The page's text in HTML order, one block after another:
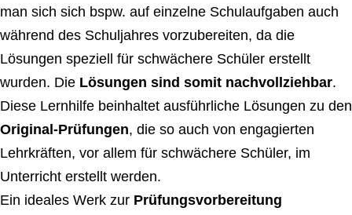
man sich sich bspw. auf einzelne Schulaufgaben auch
während des Schuljahres vorzubereiten, da die
Lösungen speziell für schwächere Schüler erstellt
wurden. Die Lösungen sind somit nachvollziehbar.
Diese Lernhilfe beinhaltet ausführliche Lösungen zu den
Original-Prüfungen, die so auch von engagierten
Lehrkräften, vor allem für schwächere Schüler, im
Unterricht erstellt werden.
Ein ideales Werk zur Prüfungsvorbereitung